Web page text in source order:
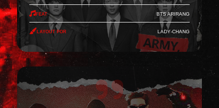
Feat BTS Arirang
Layout por Lady-Chang